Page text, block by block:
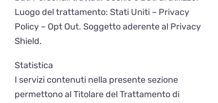
Luogo del trattamento: Stati Uniti – Privacy
Policy – Opt Out. Soggetto aderente al Privacy
Shield.
Statistica
I servizi contenuti nella presente sezione
permettono al Titolare del Trattamento di